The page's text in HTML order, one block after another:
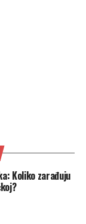
Koliko zarađuju